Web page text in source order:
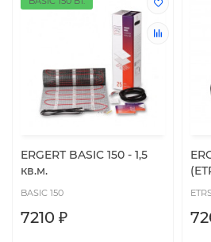
ERGERT BASIC 150 - 1,5
кв.м.
BASIC 150
7210 ₽